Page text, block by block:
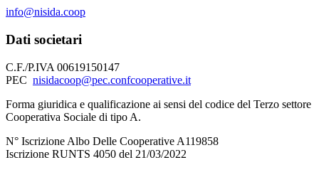
info@nisida.coop
Dati societari
C.F./P.IVA 00619150147
PEC nisidacoop@pec.confcooperative.it
Forma giuridica e qualificazione ai sensi del codice del Terzo settore
Cooperativa Sociale di tipo A.
N° Iscrizione Albo Delle Cooperative A119858
Iscrizione RUNTS 4050 del 21/03/2022